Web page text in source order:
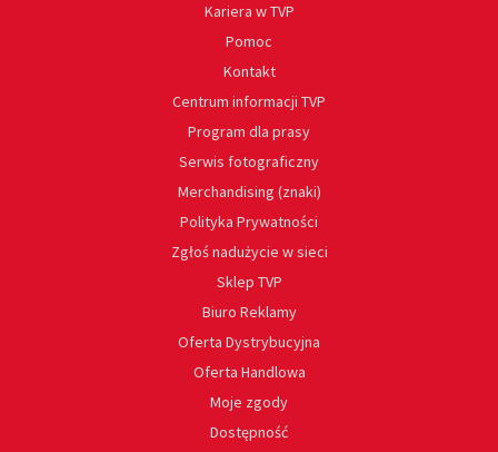
Kariera w TVP
Pomoc
Kontakt
Centrum informacji TVP
Program dla prasy
Serwis fotograficzny
Merchandising (znaki)
Polityka Prywatności
Zgłoś nadużycie w sieci
Sklep TVP
Biuro Reklamy
Oferta Dystrybucyjna
Oferta Handlowa
Moje zgody
Dostępność